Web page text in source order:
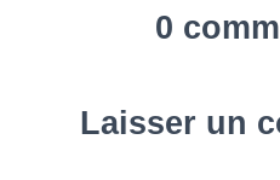
0
Laisser un